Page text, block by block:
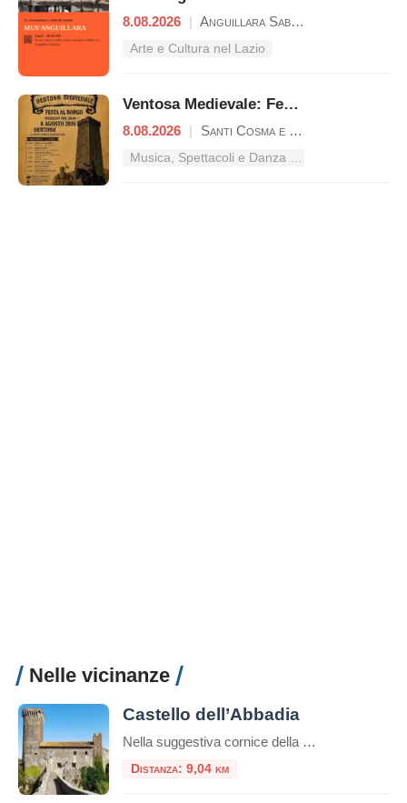
8.08.2026 | Anguillara Sabazia
Arte e Cultura nel Lazio
Ventosa Medievale: Festa al Borgo
8.08.2026 | Santi Cosma e Damiano
Musica, Spettacoli e Danza nel Lazio
Nelle vicinanze
Castello dell’Abbadia
Nella suggestiva cornice della Maremma laziale, al confine tra Lazio e Toscana, sorge il Castello dell’Abbadia, noto anche come Castello di Vulci. Questo imponente maniero, arroccato sul fiume Fiora, è un simbolo di storia, arte e mistero, che domina il paesaggio circostante con la sua architettura austera e affascinante. Storia e origini del Castello dell’Abbadia Le origini […]
Distanza: 9,04 km